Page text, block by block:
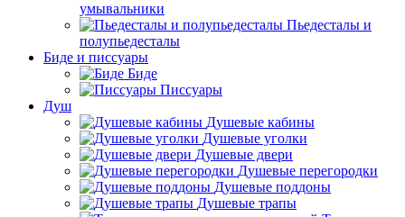
умывальники
Пьедесталы и
полупьедесталы
Биде и писсуары
Биде
Писсуары
Душ
Душевые кабины
Душевые уголки
Душевые двери
Душевые перегородки
Душевые поддоны
Душевые трапы